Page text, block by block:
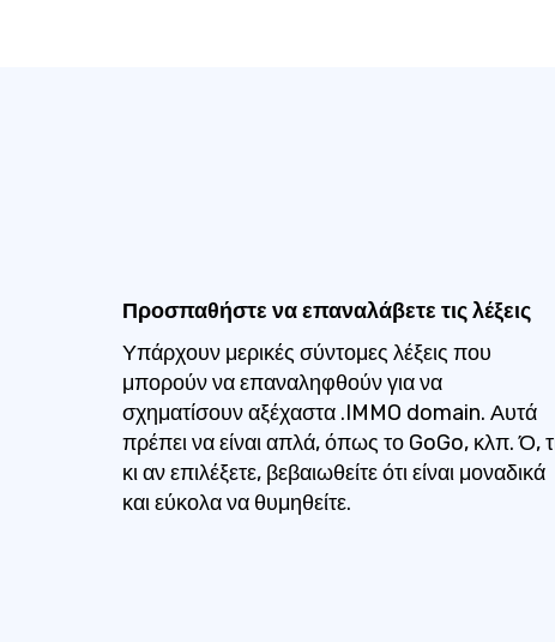
Προσπαθήστε να επαναλάβετε τις λέξεις
Υπάρχουν μερικές σύντομες λέξεις που
μπορούν να επαναληφθούν για να
σχηματίσουν αξέχαστα .IMMO domain. Αυτά
πρέπει να είναι απλά, όπως το GoGo, κλπ. Ό,
κι αν επιλέξετε, βεβαιωθείτε ότι είναι μοναδικά
και εύκολα να θυμηθείτε.